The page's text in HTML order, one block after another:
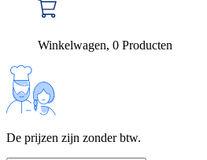
Winkelwagen, 0 Producten
De prijzen zijn zonder btw.